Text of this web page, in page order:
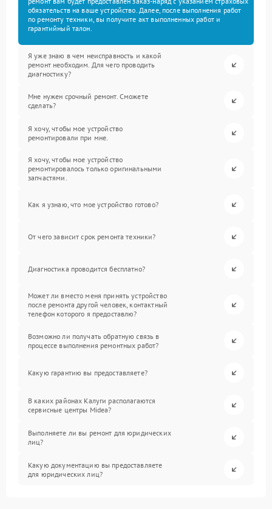
обязательств на ваше устройство. Далее, после выполнения работ
по ремонту техники, вы получите акт выполненных работ и
гарантийный талон.
Я уже знаю в чем неисправность и какой
ремонт необходим. Для чего проводить
диагностику?
Мне нужен срочный ремонт. Сможете
сделать?
Я хочу, чтобы мое устройство
ремонтировали при мне.
Я хочу, чтобы мое устройство
ремонтировалось только оригинальными
запчастями.
Как я узнаю, что мое устройство готово?
От чего зависит срок ремонта техники?
Диагностика проводится бесплатно?
Может ли вместо меня принять устройство
после ремонта другой человек, контактный
телефон которого я предоставлю?
Возможно ли получать обратную связь в
процессе выполнения ремонтных работ?
Какую гарантию вы предоставляете?
В каких районах Калуги располагаются
сервисные центры Midea?
Выполняете ли вы ремонт для юридических
лиц?
Какую документацию вы предоставляете
для юридических лиц?